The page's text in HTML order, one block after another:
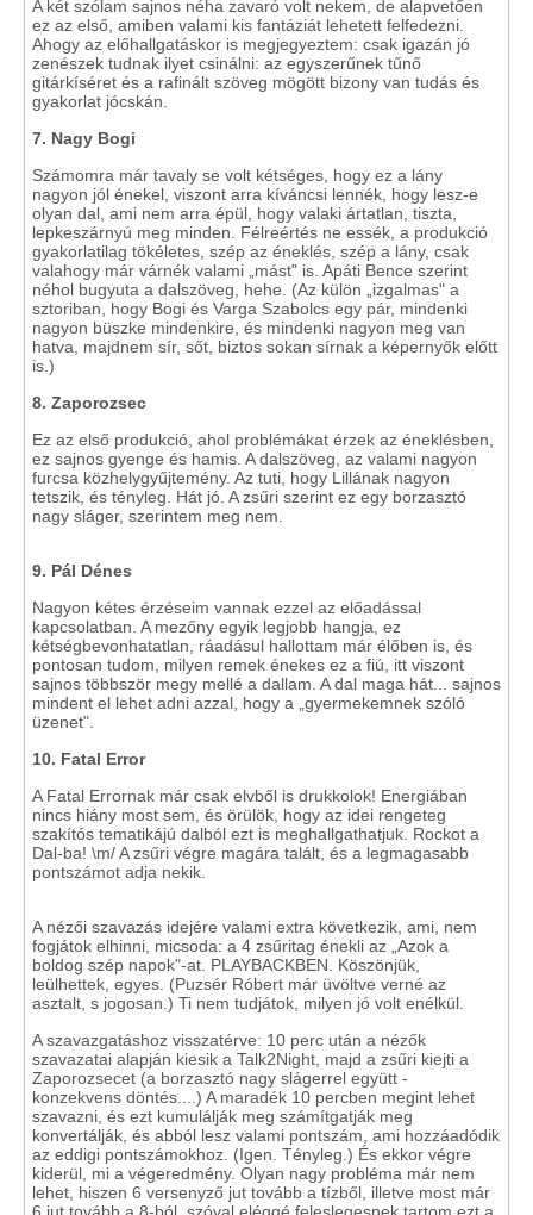
A két szólam sajnos néha zavaró volt nekem, de alapvetően
ez az első, amiben valami kis fantáziát lehetett felfedezni.
Ahogy az előhallgatáskor is megjegyeztem: csak igazán jó
zenészek tudnak ilyet csinálni: az egyszerűnek tűnő
gitárkíséret és a rafinált szöveg mögött bizony van tudás és
gyakorlat jócskán.
7. Nagy Bogi
Számomra már tavaly se volt kétséges, hogy ez a lány
nagyon jól énekel, viszont arra kíváncsi lennék, hogy lesz-e
olyan dal, ami nem arra épül, hogy valaki ártatlan, tiszta,
lepkeszárnyú meg minden. Félreértés ne essék, a produkció
gyakorlatilag tökéletes, szép az éneklés, szép a lány, csak
valahogy már várnék valami „mást" is. Apáti Bence szerint
néhol bugyuta a dalszöveg, hehe. (Az külön „izgalmas" a
sztoriban, hogy Bogi és Varga Szabolcs egy pár, mindenki
nagyon büszke mindenkire, és mindenki nagyon meg van
hatva, majdnem sír, sőt, biztos sokan sírnak a képernyők előtt
is.)
8. Zaporozsec
Ez az első produkció, ahol problémákat érzek az éneklésben,
ez sajnos gyenge és hamis. A dalszöveg, az valami nagyon
furcsa közhelygyűjtemény. Az tuti, hogy Lillának nagyon
tetszik, és tényleg. Hát jó. A zsűri szerint ez egy borzasztó
nagy sláger, szerintem meg nem.
9. Pál Dénes
Nagyon kétes érzéseim vannak ezzel az előadással
kapcsolatban. A mezőny egyik legjobb hangja, ez
kétségbevonhatatlan, ráadásul hallottam már élőben is, és
pontosan tudom, milyen remek énekes ez a fiú, itt viszont
sajnos többször megy mellé a dallam. A dal maga hát... sajnos
mindent el lehet adni azzal, hogy a „gyermekemnek szóló
üzenet".
10. Fatal Error
A Fatal Errornak már csak elvből is drukkolok! Energiában
nincs hiány most sem, és örülök, hogy az idei rengeteg
szakítós tematikájú dalból ezt is meghallgathatjuk. Rockot a
Dal-ba! \m/ A zsűri végre magára talált, és a legmagasabb
pontszámot adja nekik.
A nézői szavazás idejére valami extra következik, ami, nem
fogjátok elhinni, micsoda: a 4 zsűritag énekli az „Azok a
boldog szép napok"-at. PLAYBACKBEN. Köszönjük,
leülhettek, egyes. (Puzsér Róbert már üvöltve verné az
asztalt, s jogosan.) Ti nem tudjátok, milyen jó volt enélkül.
A szavazgatáshoz visszatérve: 10 perc után a nézők
szavazatai alapján kiesik a Talk2Night, majd a zsűri kiejti a
Zaporozsecet (a borzasztó nagy slágerrel együtt -
konzekvens döntés....) A maradék 10 percben megint lehet
szavazni, és ezt kumulálják meg számítgatják meg
konvertálják, és abból lesz valami pontszám, ami hozzáadódik
az eddigi pontszámokhoz. (Igen. Tényleg.) És ekkor végre
kiderül, mi a végeredmény. Olyan nagy probléma már nem
lehet, hiszen 6 versenyző jut tovább a tízből, illetve most már